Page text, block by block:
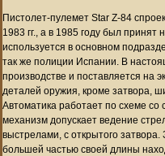
Пистолет-пулемет Star Z-84
1983 гг., а в 1985 году был принят
используется в основном
так же полиции Испании. В
производстве и поставляется на
деталей оружия, кроме затвора,
Автоматика работает по схеме со
механизм допускает ведение
выстрелами, с открытого
большей частью своей длины